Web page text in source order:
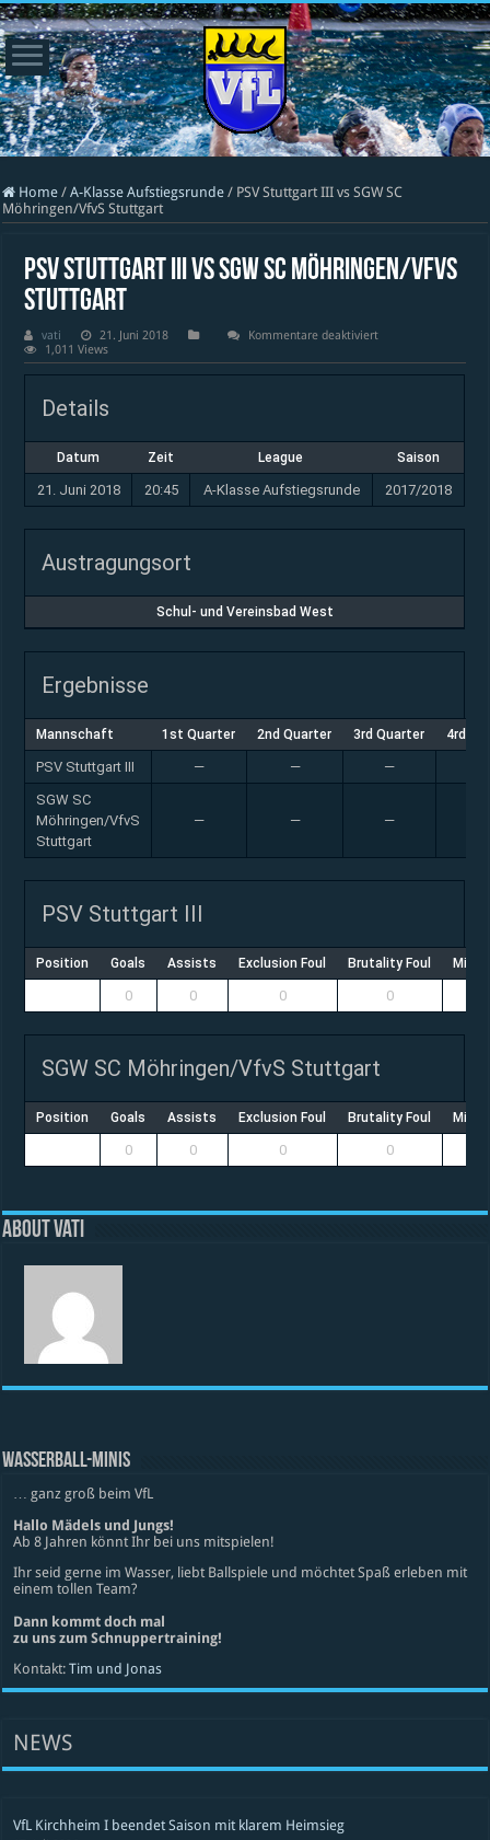
Home / A-Klasse Aufstiegsrunde / PSV Stuttgart III vs SGW SC
Möhringen/VfvS Stuttgart
PSV Stuttgart III vs SGW SC Möhringen/VfvS
Stuttgart
vati 21. Juni 2018 Kommentare deaktiviertfür
Stuttgart
III
1,011 Views
Details
Datum Zeit League Saison
21. Juni 2018 20:45 A-Klasse Aufstiegsrunde 2017/2018
Austragungsort
Schul- und Vereinsbad West
Ergebnisse
Mannschaft 1st Quarter 2nd Quarter 3rd Quarter 4rd
PSV Stuttgart III — — —
SGW SC
Möhringen/VfvS
Stuttgart
— — —
PSV Stuttgart III
Position Goals Assists Exclusion Foul Brutality Foul
0 0 0 0
SGW SC Möhringen/VfvS Stuttgart
Position Goals Assists Exclusion Foul Brutality Foul
0 0 0 0
About vati
WASSERBALL-MINIS
… ganz groß beim VfL
Hallo Mädels und Jungs!
Ab 8 Jahren könnt Ihr bei uns mitspielen!
Ihr seid gerne im Wasser, liebt Ballspiele und möchtet Spaß erleben mit
einem tollen Team?
Dann kommt doch mal
zu uns zum Schnuppertraining!
Kontakt:Tim und Jonas
NEWS
VfL Kirchheim I beendet Saison mit klarem Heimsieg